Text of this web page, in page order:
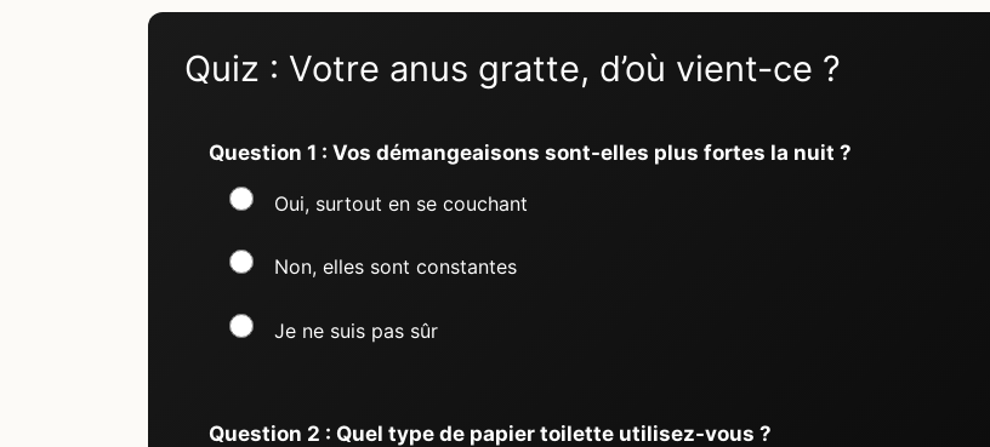
Quiz : Votre anus gratte, d’où vient-ce ?
Question 1 : Vos démangeaisons sont-elles plus fortes la nuit ?
Oui, surtout en se couchant
Non, elles sont constantes
Je ne suis pas sûr
Question 2 : Quel type de papier toilette utilisez-vous ?